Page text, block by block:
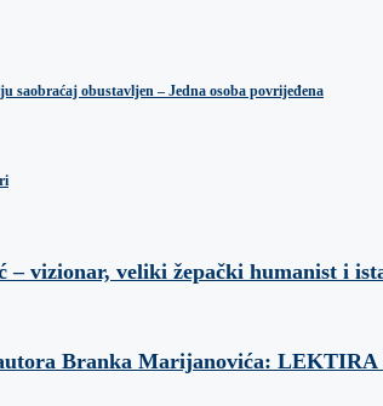
saobraćaj obustavljen – Jedna osoba povrijeđena
– vizionar, veliki žepački humanist i
Branka Marijanovića: